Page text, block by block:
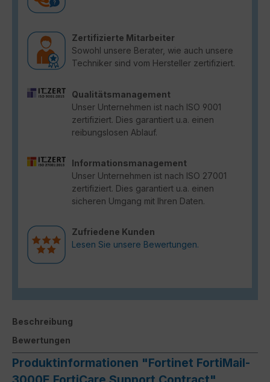
Zertifizierte Mitarbeiter
Sowohl unsere Berater, wie auch unsere
Techniker sind vom Hersteller zertifiziert.
Qualitätsmanagement
Unser Unternehmen ist nach ISO 9001
zertifiziert. Dies garantiert u.a. einen
reibungslosen Ablauf.
Informationsmanagement
Unser Unternehmen ist nach ISO 27001
zertifiziert. Dies garantiert u.a. einen
sicheren Umgang mit Ihren Daten.
Zufriedene Kunden
Lesen Sie unsere Bewertungen.
Beschreibung
Bewertungen
Produktinformationen "Fortinet FortiMail-